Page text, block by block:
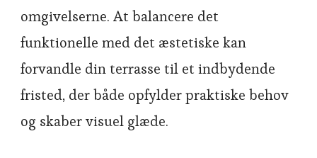
omgivelserne. At balancere det
funktionelle med det æstetiske kan
forvandle din terrasse til et indbydende
fristed, der både opfylder praktiske behov
og skaber visuel glæde.